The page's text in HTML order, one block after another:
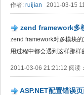
作者: ruijian 2011-03-15
zend framework多
zend framework对多模块
用过程中都会遇到这样那
2011-03-06 21:21:12 阅读
ASP.NET配置错误